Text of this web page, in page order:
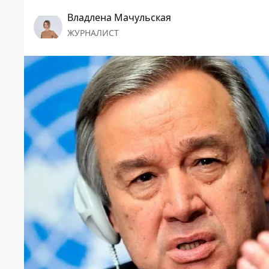
Владлена Мачульская
ЖУРНАЛИСТ